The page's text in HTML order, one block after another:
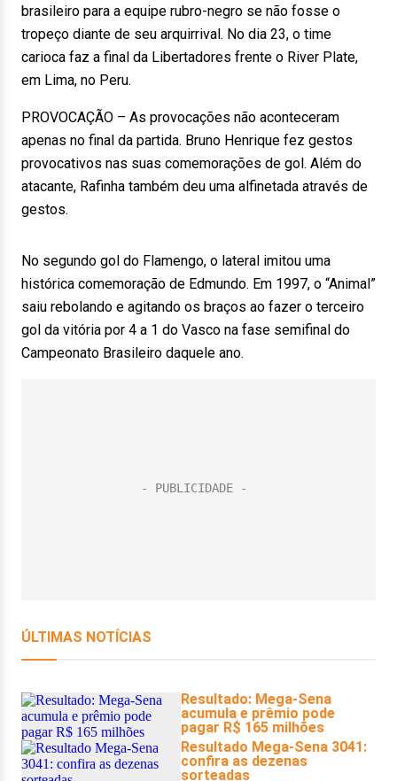
brasileiro para a equipe rubro-negro se não fosse o
tropeço diante de seu arquirrival. No dia 23, o time
carioca faz a final da Libertadores frente o River Plate,
em Lima, no Peru.
PROVOCAÇÃO – As provocações não aconteceram
apenas no final da partida. Bruno Henrique fez gestos
provocativos nas suas comemorações de gol. Além do
atacante, Rafinha também deu uma alfinetada através de
gestos.
No segundo gol do Flamengo, o lateral imitou uma
histórica comemoração de Edmundo. Em 1997, o “Animal”
saiu rebolando e agitando os braços ao fazer o terceiro
gol da vitória por 4 a 1 do Vasco na fase semifinal do
Campeonato Brasileiro daquele ano.